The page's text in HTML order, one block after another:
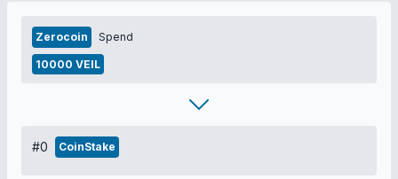
Zerocoin Spend
10000 VEIL
#0 CoinStake